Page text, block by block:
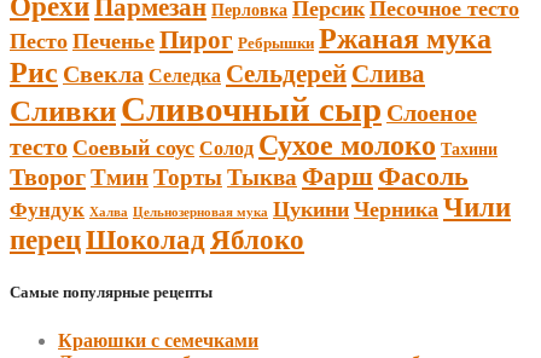
ОрехиПармезан Перловка Персик Песочное тесто
Песто Печенье Пирог Ребрышки Ржаная мука
Рис Свекла Селедка Сельдерей Слива
СливкиСливочный сыр Слоеное
тесто Соевый соус Солод Сухое молоко Тахини
ТворогТминТортыТыква ФаршФасоль
Фундук Халва Цельнозерновая мука Цукини Черника Чили
перецШоколад Яблоко
Самые популярные рецепты
Краюшки с семечками